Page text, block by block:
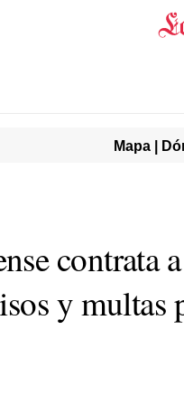
Mapa |
contrata
y multas